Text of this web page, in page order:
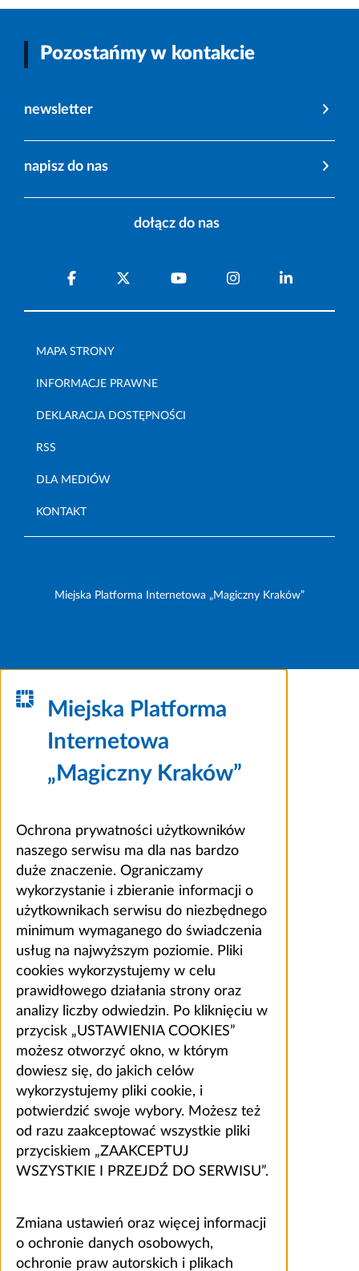
Pozostańmy w kontakcie
newsletter
napisz do nas
dołącz do nas
MAPA STRONY
INFORMACJE PRAWNE
DEKLARACJA DOSTĘPNOŚCI
RSS
DLA MEDIÓW
KONTAKT
Miejska Platforma Internetowa „Magiczny Kraków”
Miejska Platforma
Internetowa
„Magiczny Kraków”
Ochrona prywatności użytkowników
naszego serwisu ma dla nas bardzo
duże znaczenie. Ograniczamy
wykorzystanie i zbieranie informacji o
użytkownikach serwisu do niezbędnego
minimum wymaganego do świadczenia
usług na najwyższym poziomie. Pliki
cookies wykorzystujemy w celu
prawidłowego działania strony oraz
analizy liczby odwiedzin. Po kliknięciu w
przycisk „USTAWIENIA COOKIES”
możesz otworzyć okno, w którym
dowiesz się, do jakich celów
wykorzystujemy pliki cookie, i
potwierdzić swoje wybory. Możesz też
od razu zaakceptować wszystkie pliki
przyciskiem „ZAAKCEPTUJ
WSZYSTKIE I PRZEJDŹ DO SERWISU”.
Zmiana ustawień oraz więcej informacji
o ochronie danych osobowych,
ochronie praw autorskich i plikach